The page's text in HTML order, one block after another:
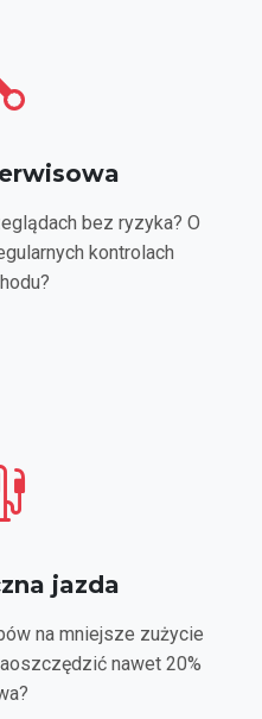
bez ryzyka? O
kontrolach
jazda
na mniejsze zużycie
nawet 20%